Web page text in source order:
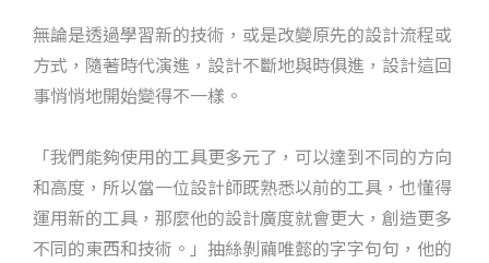
無論是透過學習新的技術，或是改變原先的設計流程或
方式，隨著時代演進，設計不斷地與時俱進，設計這回
事悄悄地開始變得不一樣。
「我們能夠使用的工具更多元了，可以達到不同的方向
和高度，所以當一位設計師既熟悉以前的工具，也懂得
運用新的工具，那麼他的設計廣度就會更大，創造更多
不同的東西和技術。」抽絲剝繭唯懿的字字句句，他的